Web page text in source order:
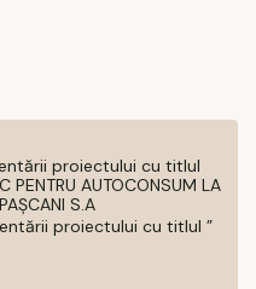
proiectului cu titlul
PENTRU AUTOCONSUM LA
S.A
proiectului cu titlul ”